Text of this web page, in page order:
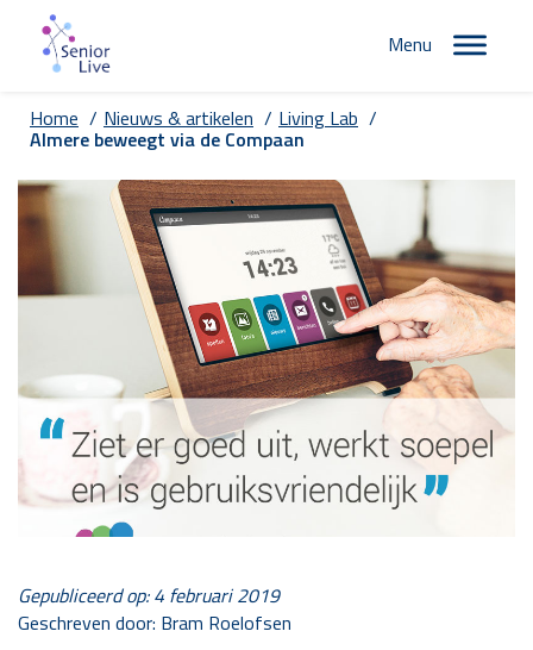
Menu
Home / Nieuws & artikelen / Living Lab /
Almere beweegt via de Compaan
Gepubliceerd op: 4 februari 2019
Geschreven door: Bram Roelofsen